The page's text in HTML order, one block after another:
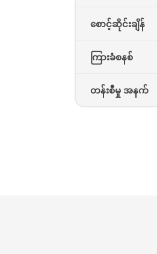
စောင့်ဆိုင်းချိန်
ကြားခံစနစ်
တန်းစီမှု အနက်